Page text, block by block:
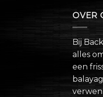
OVER
Bij
alles
een